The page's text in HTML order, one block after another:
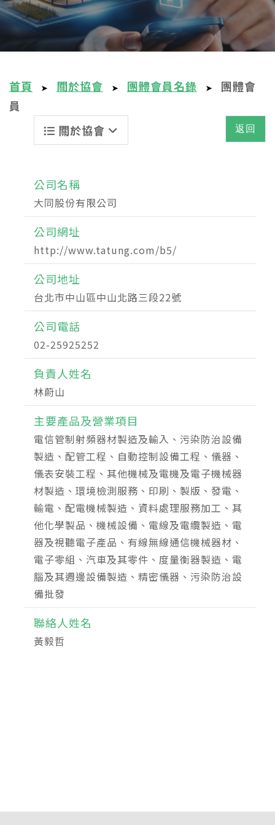
首頁 ➤ 關於協會 ➤ 團體會員名錄 ➤
團體會
員
關於協會
返回
公司名稱
大同股份有限公司
公司網址
http://www.tatung.com/b5/
公司地址
台北市中山區中山北路三段22號
公司電話
02-25925252
負責人姓名
林蔚山
主要產品及營業項目
電信管制射頻器材製造及輸入、污染防治設備
製造、配管工程、自動控制設備工程、儀器、
儀表安裝工程、其他機械及電機及電子機械器
材製造、環境檢測服務、印刷、製版、發電、
輸電、配電機械製造、資料處理服務加工、其
他化學製品、機械設備、電線及電纜製造、電
器及視聽電子產品、有線無線通信機械器材、
電子零組、汽車及其零件、度量衡器製造、電
腦及其週邊設備製造、精密儀器、污染防治設
備批發
聯絡人姓名
黃毅哲